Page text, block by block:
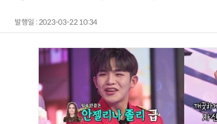
발행일 : 2023-03-22 10:34
AI Native Enterprise를 지원하는 AI Ready Data